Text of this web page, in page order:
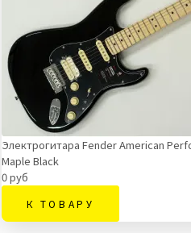
Электрогитара Fender American
Maple Black
0 руб
К ТОВАРУ